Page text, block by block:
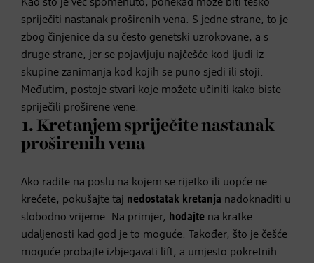
Kao što je već spomenuto, ponekad može biti teško
spriječiti nastanak proširenih vena. S jedne strane, to je
zbog činjenice da su često genetski uzrokovane, a s
druge strane, jer se pojavljuju najčešće kod ljudi iz
skupine zanimanja kod kojih se puno sjedi ili stoji.
Međutim, postoje stvari koje možete učiniti kako biste
spriječili proširene vene.
1. Kretanjem spriječite nastanak
proširenih vena
Ako radite na poslu na kojem se rijetko ili uopće ne
krećete, pokušajte taj nedostatak kretanja nadoknaditi u
slobodno vrijeme. Na primjer, hodajte na kratke
udaljenosti kad god je to moguće. Također, što je češće
moguće probajte izbjegavati lift, a umjesto pokretnih